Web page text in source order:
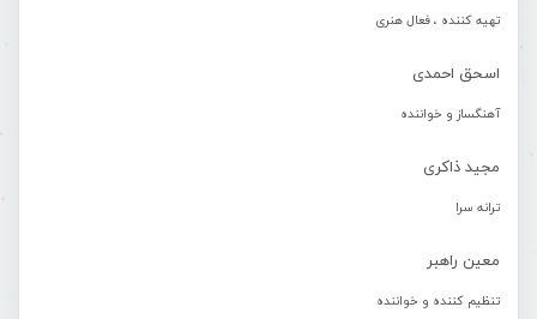
تهیه کننده ، فعال هنری
اسحق احمدی
آهنگساز و خواننده
مجید ذاکری
ترانه سرا
معین راهبر
تنظیم کننده و خواننده